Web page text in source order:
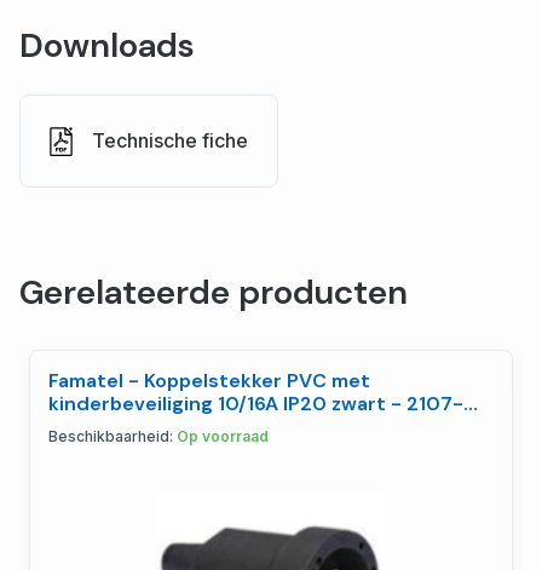
Downloads
Technische fiche
Gerelateerde producten
Famatel - Koppelstekker PVC met
kinderbeveiliging 10/16A IP20 zwart - 2107-
NBE
Beschikbaarheid: Op voorraad